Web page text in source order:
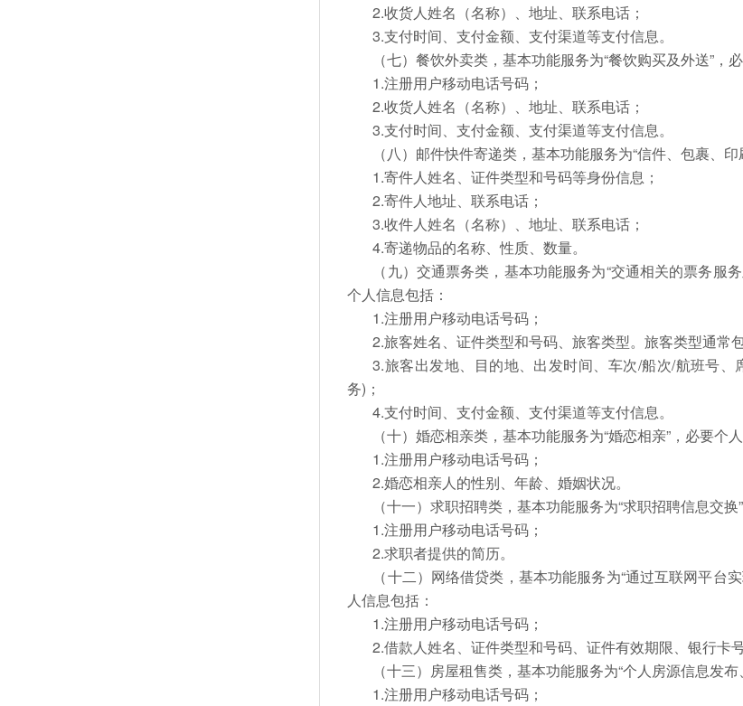
2.收货人姓名（名称）、地址、联系电话；
3.支付时间、支付金额、支付渠道等支付信息。
（七）餐饮外卖类，基本功能服务为“餐饮购买及外送”，
1.注册用户移动电话号码；
2.收货人姓名（名称）、地址、联系电话；
3.支付时间、支付金额、支付渠道等支付信息。
（八）邮件快件寄递类，基本功能服务为“信件、包裹、
1.寄件人姓名、证件类型和号码等身份信息；
2.寄件人地址、联系电话；
3.收件人姓名（名称）、地址、联系电话；
4.寄递物品的名称、性质、数量。
（九）交通票务类，基本功能服务为“交通相关的票务
个人信息包括：
1.注册用户移动电话号码；
2.旅客姓名、证件类型和号码、旅客类型。旅客类型通常
3.旅客出发地、目的地、出发时间、车次/船次/航班号
务)；
4.支付时间、支付金额、支付渠道等支付信息。
（十）婚恋相亲类，基本功能服务为“婚恋相亲”，必要个
1.注册用户移动电话号码；
2.婚恋相亲人的性别、年龄、婚姻状况。
（十一）求职招聘类，基本功能服务为“求职招聘信息交换
1.注册用户移动电话号码；
2.求职者提供的简历。
（十二）网络借贷类，基本功能服务为“通过互联网平
人信息包括：
1.注册用户移动电话号码；
2.借款人姓名、证件类型和号码、证件有效期限、银行卡号
（十三）房屋租售类，基本功能服务为“个人房源信息发
1.注册用户移动电话号码；